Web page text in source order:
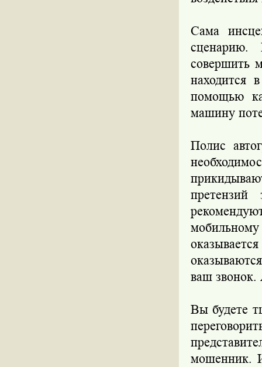
Сама
сценарию.
совершить
находится
помощью
машину
Полис
ваш звонок.
Вы будете
мошенник.